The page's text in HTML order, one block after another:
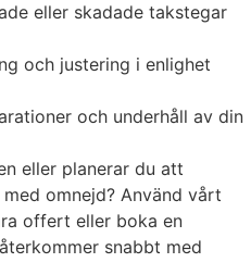
eller skadade takstegar
och justering i enlighet
och underhåll av din
eller planerar du att
omnejd? Använd vårt
offert eller boka en
snabbt med